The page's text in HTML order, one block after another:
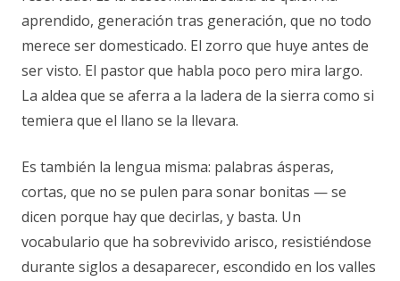
aprendido, generación tras generación, que no todo
merece ser domesticado. El zorro que huye antes de
ser visto. El pastor que habla poco pero mira largo.
La aldea que se aferra a la ladera de la sierra como si
temiera que el llano se la llevara.
Es también la lengua misma: palabras ásperas,
cortas, que no se pulen para sonar bonitas — se
dicen porque hay que decirlas, y basta. Un
vocabulario que ha sobrevivido arisco, resistiéndose
durante siglos a desaparecer, escondido en los valles